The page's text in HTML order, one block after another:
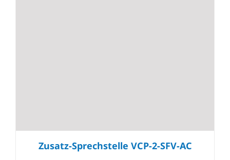
Zusatz-Sprechstelle VCP-2-SFV-AC